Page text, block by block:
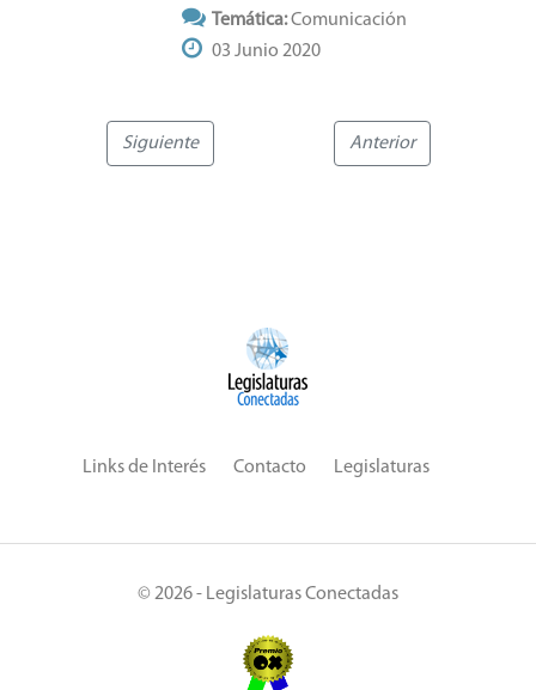
Comunicación
Siguiente Anterior
Links de Interés Contacto Legislaturas
© 2026 - Legislaturas Conectadas